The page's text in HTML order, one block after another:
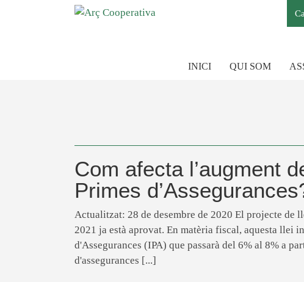
INICI QUI SOM
Com afecta l’augment
Primes
Actualitzat: 28 de desembre de 2020 El projecte de
2021 ja està aprovat. En matèria fiscal, aquesta llei
d'Assegurances (IPA) que passarà del 6% al 8% a
d'assegurances [...]